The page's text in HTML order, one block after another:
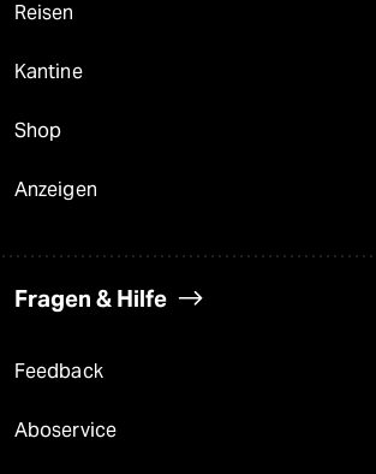
Reisen
Kantine
Shop
Anzeigen
Fragen & Hilfe
Feedback
Aboservice